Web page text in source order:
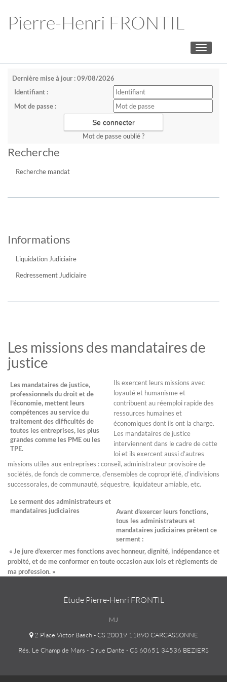
Pierre-Henri FRONTIL
Toggle
Dernière mise à jour : 09/08/2026
Identifiant :
Mot de passe :
Mot de passe oublié ?
Recherche
Recherche mandat
Informations
Liquidation Judiciaire
Redressement Judiciaire
Les missions des mandataires de
justice
Les mandataires de justice,
professionnels du droit et de
l’économie, mettent leurs
compétences au service du
traitement des difficultés de
toutes les entreprises, les plus
grandes comme les PME ou les
TPE.
Ils exercent leurs missions avec
loyauté et humanisme et
contribuent au réemploi rapide des
ressources humaines et
économiques dont ils ont la charge.
Les mandataires de justice
interviennent dans le cadre de cette
loi et ils exercent aussi d’autres
missions utiles aux entreprises : conseil, administrateur provisoire de
sociétés, de fonds de commerce, d’ensembles de copropriété, d’indivisions
successorales, de communauté, séquestre, liquidateur amiable, etc.
Le serment des administrateurs et
mandataires judiciaires
Avant d’exercer leurs fonctions,
tous les administrateurs et
mandataires judiciaires prêtent ce
serment :
« Je jure d’exercer mes fonctions avec honneur, dignité, indépendance et
probité, et de me conformer en toute occasion aux lois et règlements de
ma profession. »
Étude Pierre-Henri FRONTIL
MJ
2 Place Victor Basch - CS 20019 11890 CARCASSONNE
Rés. Le Champ de Mars - 2 rue Dante - CS 60651 34536 BEZIERS